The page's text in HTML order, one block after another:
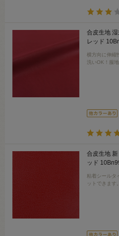
合皮生地
レッド
横方向に伸縮
洗いOK！服
合皮生地
ッド
粘着シールタ
ットできます。